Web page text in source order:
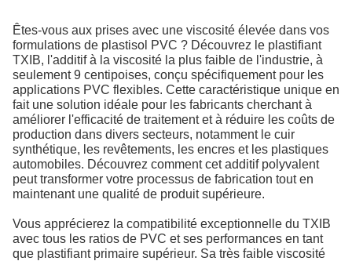
Êtes-vous aux prises avec une viscosité élevée dans vos
formulations de plastisol PVC ? Découvrez le plastifiant
TXIB, l'additif à la viscosité la plus faible de l'industrie, à
seulement 9 centipoises, conçu spécifiquement pour les
applications PVC flexibles. Cette caractéristique unique en
fait une solution idéale pour les fabricants cherchant à
améliorer l'efficacité de traitement et à réduire les coûts de
production dans divers secteurs, notamment le cuir
synthétique, les revêtements, les encres et les plastiques
automobiles. Découvrez comment cet additif polyvalent
peut transformer votre processus de fabrication tout en
maintenant une qualité de produit supérieure.
Vous apprécierez la compatibilité exceptionnelle du TXIB
avec tous les ratios de PVC et ses performances en tant
que plastifiant primaire supérieur. Sa très faible viscosité